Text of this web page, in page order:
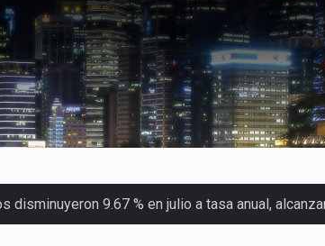
9.67 % en julio a tasa anual,